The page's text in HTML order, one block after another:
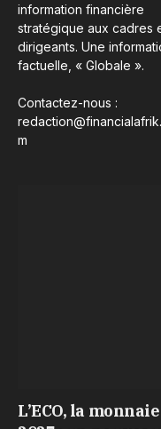
information financière
stratégique aux cadres
dirigeants. Une
factuelle, « Globale ».
Contactez-nous :
m
L’ECO, la